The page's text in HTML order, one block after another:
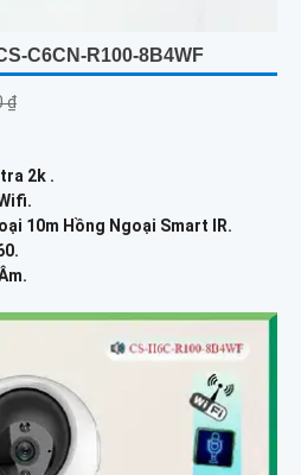
C6CN-R100-8B4WF
₫
2k .
Wifi.
10m Hồng Ngoại Smart IR.